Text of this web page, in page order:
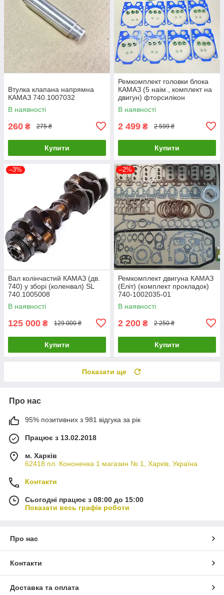
Втулка клапана напрямна
КАМАЗ 740.1007032
В наявності
260 ₴ 275 ₴
Купити
Ремкомплект головки блока
КАМАЗ (5 наім., комплект на
двигун) фторсилікон
(TEMPEST) 7405.1002008-
05SF
В наявності
2 499 ₴ 2 599 ₴
Купити
–3%
Вал колінчастий КАМАЗ (дв.
740) у зборі (коленвал) SL
740.1005008
В наявності
125 000 ₴ 129 000 ₴
Купити
–2%
Ремкомплект двигуна КАМАЗ
(Еліт) (комплект прокладок)
740-1002035-01
В наявності
2 200 ₴ 2 250 ₴
Купити
Показати ще
Про нас
95% позитивних з 981 відгука за рік
Працює з 13.02.2018
м. Харків
62418 пл. Кононенка 1 магазин № 1, Харків, Україна
Контакти
Сьогодні працює з 08:00 до 15:00
Показати весь графік роботи
Про нас
Контакти
Доставка та оплата